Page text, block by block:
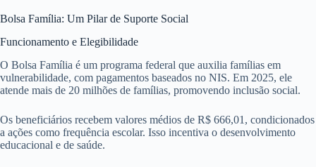
Bolsa Família: Um Pilar de Suporte Social
Funcionamento e Elegibilidade
O Bolsa Família é um programa federal que auxilia famílias em
vulnerabilidade, com pagamentos baseados no NIS. Em 2025, ele
atende mais de 20 milhões de famílias, promovendo inclusão social.
Os beneficiários recebem valores médios de R$ 666,01, condicionados
a ações como frequência escolar. Isso incentiva o desenvolvimento
educacional e de saúde.